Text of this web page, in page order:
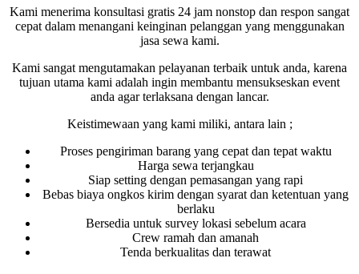
Kami menerima konsultasi gratis 24 jam nonstop dan respon sangat
cepat dalam menangani keinginan pelanggan yang menggunakan
jasa sewa kami.
Kami sangat mengutamakan pelayanan terbaik untuk anda, karena
tujuan utama kami adalah ingin membantu mensukseskan event
anda agar terlaksana dengan lancar.
Keistimewaan yang kami miliki, antara lain ;
Proses pengiriman barang yang cepat dan tepat waktu
Harga sewa terjangkau
Siap setting dengan pemasangan yang rapi
Bebas biaya ongkos kirim dengan syarat dan ketentuan yang
berlaku
Bersedia untuk survey lokasi sebelum acara
Crew ramah dan amanah
Tenda berkualitas dan terawat